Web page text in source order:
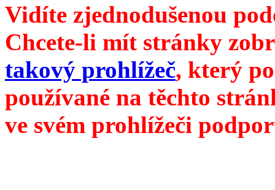
Vidíte zjednodušenou
Chcete-li mít stránky
takový prohlížeč, který
používané na těchto
ve svém prohlížeči